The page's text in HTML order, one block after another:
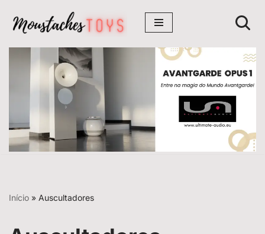
Avançar
para
conteúdo
Início » Auscultadores